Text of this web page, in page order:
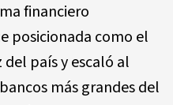
financiero
posicionada como el
país y escaló al
más grandes del